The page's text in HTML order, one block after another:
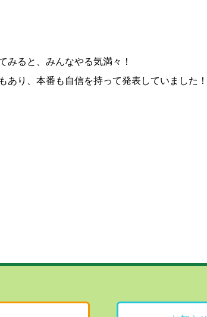
みると、みんなやる気満々！
り、本番も自信を持って発表していました！